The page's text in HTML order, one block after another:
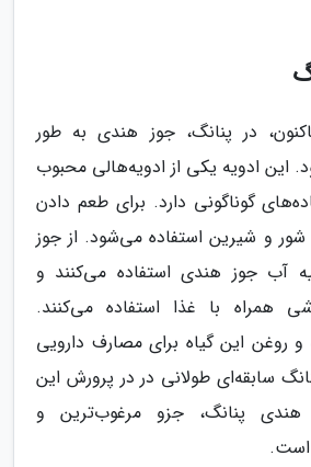
در پنانگ، جوز هندی به طور
ادویه یکی از ادویه‌هالی محبوب
گوناگونی دارد. برای طعم دادن
و شیرین استفاده می‌شود. از جوز
آب جوز هندی استفاده می‌کنند و
همراه با غذا استفاده می‌کنند.
و روغن این گیاه برای مصارف دارویی
سابقه‌ای طولانی در در پرورش این
پنانگ، جزو مرغوب‌ترین و
است.